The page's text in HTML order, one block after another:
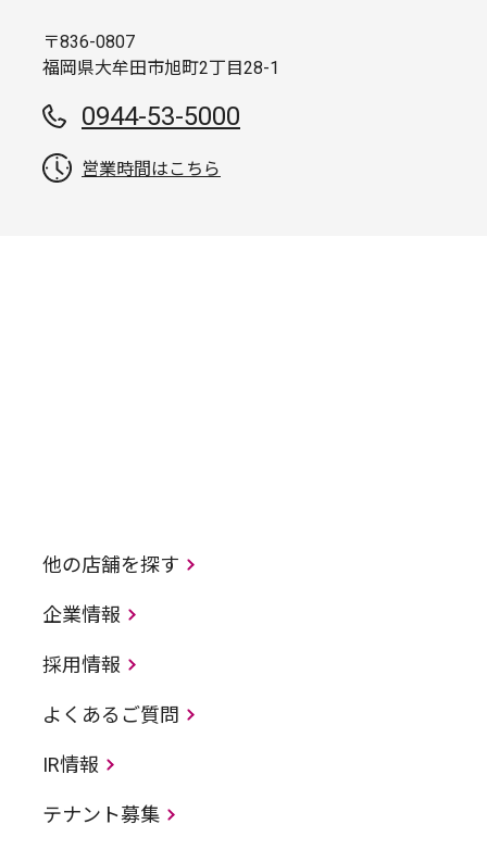
〒836-0807
福岡県大牟田市旭町2丁目28-1
0944-53-5000
営業時間はこちら
他の店舗を探す
企業情報
採用情報
よくあるご質問
IR情報
テナント募集